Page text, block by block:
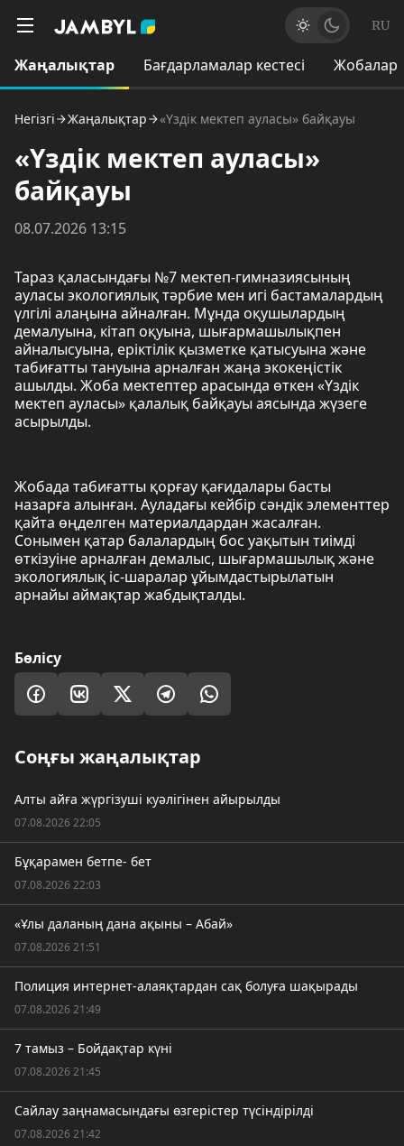
RU
Жаңалықтар Бағдарламалар кестесі Жобалар
Негізгі Жаңалықтар «Үздік мектеп ауласы» байқауы
«Үздік мектеп ауласы»
байқауы
08.07.2026 13:15
Тараз қаласындағы №7 мектеп-гимназиясының
ауласы экологиялық тәрбие мен игі бастамалардың
үлгілі алаңына айналған. Мұнда оқушылардың
демалуына, кітап оқуына, шығармашылықпен
айналысуына, еріктілік қызметке қатысуына және
табиғатты тануына арналған жаңа экокеңістік
ашылды. Жоба мектептер арасында өткен «Үздік
мектеп ауласы» қалалық байқауы аясында жүзеге
асырылды.
Жобада табиғатты қорғау қағидалары басты
назарға алынған. Ауладағы кейбір сәндік элементтер
қайта өңделген материалдардан жасалған.
Сонымен қатар балалардың бос уақытын тиімді
өткізуіне арналған демалыс, шығармашылық және
экологиялық іс-шаралар ұйымдастырылатын
арнайы аймақтар жабдықталды.
Бөлісу
Соңғы жаңалықтар
Алты айға жүргізуші куәлігінен айырылды
07.08.2026 22:05
Бұқарамен бетпе- бет
07.08.2026 22:03
«Ұлы даланың дана ақыны – Абай»
07.08.2026 21:51
Полиция интернет-алаяқтардан сақ болуға шақырады
07.08.2026 21:49
7 тамыз – Бойдақтар күні
07.08.2026 21:45
Сайлау заңнамасындағы өзгерістер түсіндірілді
07.08.2026 21:42